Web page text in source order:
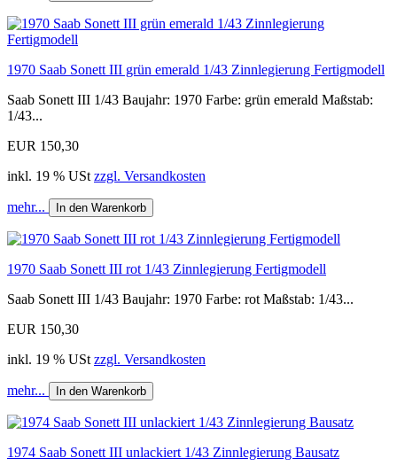
1970 Saab Sonett III grün emerald 1/43 Zinnlegierung Fertigmodell
Saab Sonett III 1/43 Baujahr: 1970 Farbe: grün emerald Maßstab:
1/43...
EUR 150,30
inkl. 19 % USt zzgl. Versandkosten
mehr... In den Warenkorb
1970 Saab Sonett III rot 1/43 Zinnlegierung Fertigmodell
Saab Sonett III 1/43 Baujahr: 1970 Farbe: rot Maßstab: 1/43...
EUR 150,30
inkl. 19 % USt zzgl. Versandkosten
mehr... In den Warenkorb
1974 Saab Sonett III unlackiert 1/43 Zinnlegierung Bausatz